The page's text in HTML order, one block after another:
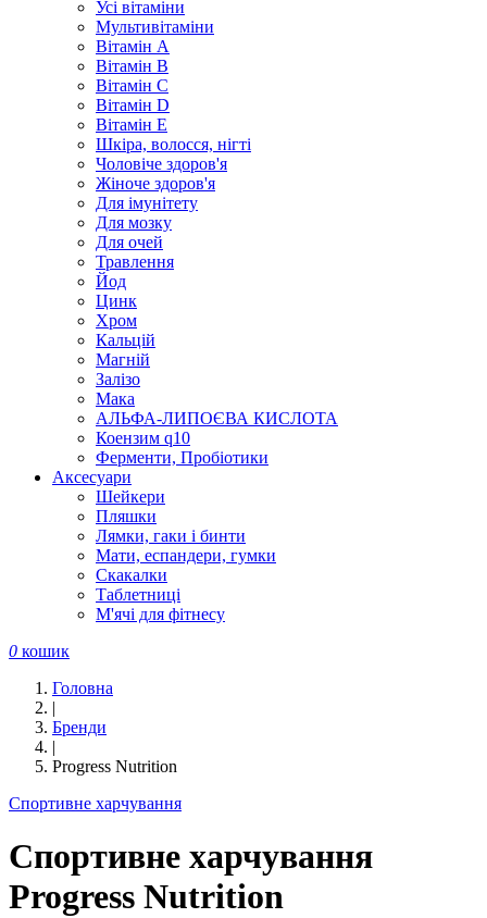
Усі вітаміни
Мультивітаміни
Вітамін А
Вітамін B
Вітамін С
Вітамін D
Вітамін Е
Шкіра, волосся, нігті
Чоловіче здоров'я
Жіноче здоров'я
Для імунітету
Для мозку
Для очей
Травлення
Йод
Цинк
Хром
Кальцій
Магній
Залізо
Мака
АЛЬФА-ЛИПОЄВА КИСЛОТА
Коензим q10
Ферменти, Пробіотики
Аксесуари
Шейкери
Пляшки
Лямки, гаки і бинти
Мати, еспандери, гумки
Скакалки
Таблетниці
М'ячі для фітнесу
0 кошик
Головна
|
Бренди
|
Progress Nutrition
Спортивне харчування
Спортивне харчування
Progress Nutrition